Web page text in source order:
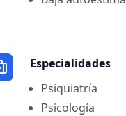
Especialidades
Psiquiatría
Psicología